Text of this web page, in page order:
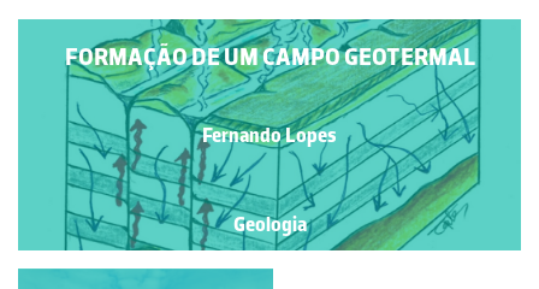
FORMAÇÃO DE UM CAMPO GEOTERMAL
Fernando Lopes
Geologia